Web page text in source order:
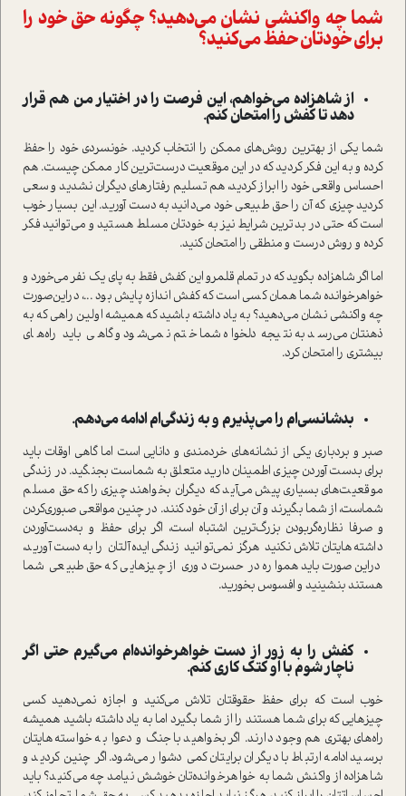
شما چه واکنشی نشان می‌دهید؟ چگونه حق خود را
برای خودتان حفظ می‌کنید؟
از شاهزاده می‌خواهم، این فرصت را در اختیار من هم قرار
دهد تا کفش را امتحان کنم.
شما یکی از بهترین روش‌های ممکن را انتخاب کردید. خونسردی خود را حفظ
کرده و به این فکر کردید که در این موقعیت درست‌ترین کار ممکن چیست. هم
احساس واقعی خود را ابراز کردید، هم تسلیم رفتارهای دیگران نشدید و سعی
کردید چیزی که آن را حق طبیعی خود می‌دانید به دست آورید. این بسیار خوب
است که حتی در بدترین شرایط نیز به خودتان مسلط هستید و می‌توانید فکر
کرده و روش درست و منطقی را امتحان کنید.
اما اگر شاهزاده بگوید که در تمام قلمرو این کفش فقط به پای یک نفر می‌خورد و
خواهرخوانده شما همان کسی است که کفش اندازه پایش بود ...، دراین‌صورت
چه واکنشی نشان می‌دهید؟ به یاد داشته باشید که همیشه اولین راهی که به
ذهنتان می‌رسد به نتیجه دلخواه شما ختم نمی‌شود و گاهی باید راه‌های
بیشتری را امتحان کرد.
بدشانسی‌ام را می‌پذیرم و به زندگی‌ام ادامه می‌دهم.
صبر و بردباری یکی از نشانه‌های خردمندی و دانایی است اما گاهی اوقات باید
برای بدست آوردن چیزی اطمینان دارید متعلق به شماست بجنگید. در زندگی
موقعیت‌های بسیاری پیش می‌آید که دیگران بخواهند چیزی را که حق مسلم
شماست، از شما بگیرند و آن برای از آن خود کنند. در چنین مواقعی صبوری‌کردن
و صرفا نظاره‌گربودن بزرگ‌ترین اشتباه است، اگر برای حفظ و به‌دست‌آوردن
داشته‌هایتان تلاش نکنید هرگز نمی‌توانید زندگی ایده‌آلتان را به دست آورید،
دراین‌صورت باید همواره در حسرت دوری از چیزهایی که حق طبیعی شما
هستند بنشینید و افسوس بخورید.
کفش را به زور از دست خواهرخوانده‌ام می‌گیرم حتی اگر
ناچار شوم با او کتک کاری کنم.
خوب است که برای حفظ حقوقتان تلاش می‌کنید و اجازه نمی‌دهید کسی
چیزهایی که برای شما هستند را از شما بگیرد اما به یاد داشته باشید همیشه
راه‌های بهتری هم وجود دارند. اگر بخواهید با جنگ و دعوا به خواسته‌هایتان
برسید ادامه ارتباط با دیگران برایتان کمی دشوار می‌شود. اگر چنین کردید و
شاهزاده از واکنش شما به خواهرخوانده‌تان خوشش نیامد چه می‌کنید؟ باید